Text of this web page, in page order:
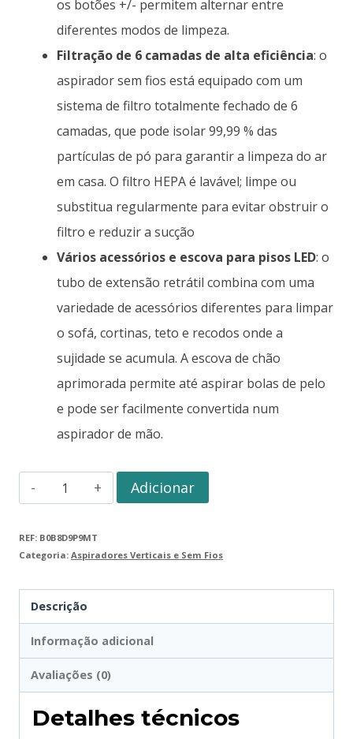
os botões +/- permitem alternar entre
diferentes modos de limpeza.
Filtração de 6 camadas de alta eficiência: o
aspirador sem fios está equipado com um
sistema de filtro totalmente fechado de 6
camadas, que pode isolar 99,99 % das
partículas de pó para garantir a limpeza do ar
em casa. O filtro HEPA é lavável; limpe ou
substitua regularmente para evitar obstruir o
filtro e reduzir a sucção
Vários acessórios e escova para pisos LED: o
tubo de extensão retrátil combina com uma
variedade de acessórios diferentes para limpar
o sofá, cortinas, teto e recodos onde a
sujidade se acumula. A escova de chão
aprimorada permite até aspirar bolas de pelo
e pode ser facilmente convertida num
aspirador de mão.
Adicionar
REF: B0B8D9P9MT
Categoria: Aspiradores Verticais e Sem Fios
Descrição
Informação adicional
Avaliações (0)
Detalhes técnicos